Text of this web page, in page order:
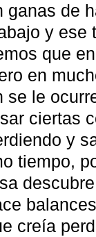
ganas de
y ese
que
en
se le
ciertas
y
tiempo,
creía